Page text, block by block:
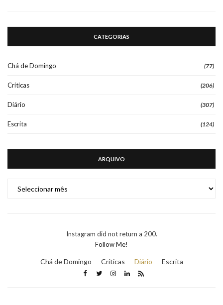
CATEGORIAS
Chá de Domingo (77)
Críticas (206)
Diário (307)
Escrita (124)
ARQUIVO
Instagram did not return a 200.
Follow Me!
Chá de Domingo Críticas Diário Escrita